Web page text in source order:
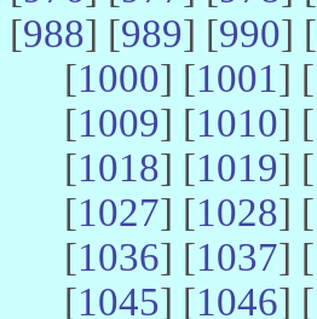
[988] [989] [990] [
[1000] [1001] [
[1009] [1010] [
[1018] [1019] [
[1027] [1028] [
[1036] [1037] [
[1045] [1046] [